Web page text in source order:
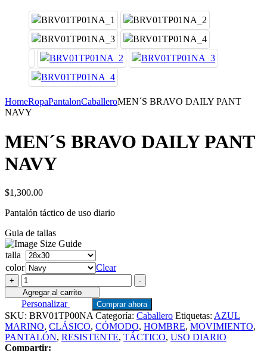
HomeRopaPantalonCaballeroMEN´S BRAVO DAILY PANT
NAVY
MEN´S BRAVO DAILY PANT
NAVY
$1,300.00
Pantalón táctico de uso diario
Guia de tallas
talla
color
Clear
+
MEN
´S
BRAVO
DAILY
PANT
NAVY
cantidad
-
Agregar al carrito
Personalizar Comprar ahora
SKU: BRV01TP00NA Categoría: Caballero Etiquetas: AZUL
MARINO, CLÁSICO, CÓMODO, HOMBRE, MOVIMIENTO,
PANTALÓN, RESISTENTE, TÁCTICO, USO DIARIO
Compartir: